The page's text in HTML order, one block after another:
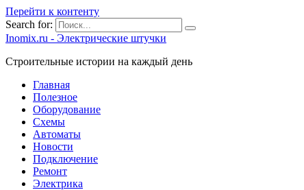
Перейти к контенту
Search for:
Inomix.ru - Электрические штучки
Cтроительные истории на каждый день
Главная
Полезное
Оборудование
Схемы
Автоматы
Новости
Подключение
Ремонт
Электрика